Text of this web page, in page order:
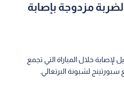
مزدوجة بإصابة
لإصابة خلال المباراة التي تجمع
لشبونة البرتغالي.